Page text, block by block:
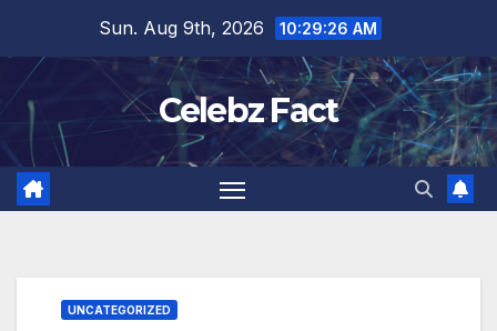
content
Sun. Aug 9th, 2026 10:29:27 AM
Celebz Fact
UNCATEGORIZED